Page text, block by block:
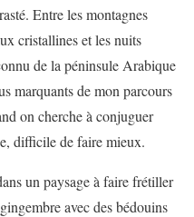
Entre les montagnes
cristallines et les nuits
de la péninsule Arabique
marquants de mon parcours
on cherche à conjuguer
difficile de faire mieux.
un paysage à faire frétiller
avec des bédouins